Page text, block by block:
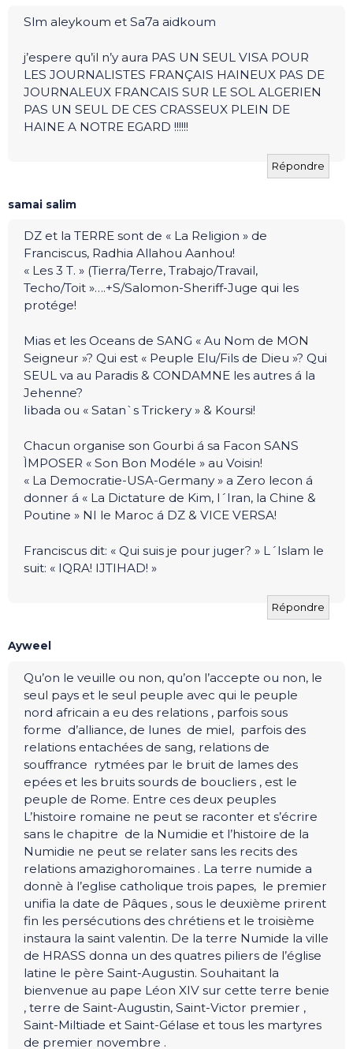
Slm aleykoum et Sa7a aidkoum
j’espere qu’il n’y aura PAS UN SEUL VISA POUR
LES JOURNALISTES FRANÇAIS HAINEUX PAS DE
JOURNALEUX FRANCAIS SUR LE SOL ALGERIEN
PAS UN SEUL DE CES CRASSEUX PLEIN DE
HAINE A NOTRE EGARD !!!!!!
Répondre
samai salim
DZ et la TERRE sont de « La Religion » de
Franciscus, Radhia Allahou Aanhou!
« Les 3 T. » (Tierra/Terre, Trabajo/Travail,
Techo/Toit »….+S/Salomon-Sheriff-Juge qui les
protége!
Mias et les Oceans de SANG « Au Nom de MON
Seigneur »? Qui est « Peuple Elu/Fils de Dieu »? Qui
SEUL va au Paradis & CONDAMNE les autres á la
Jehenne?
Iibada ou « Satan`s Trickery » & Koursi!
Chacun organise son Gourbi á sa Facon SANS
ÌMPOSER « Son Bon Modéle » au Voisin!
« La Democratie-USA-Germany » a Zero lecon á
donner á « La Dictature de Kim, l´Iran, la Chine &
Poutine » NI le Maroc á DZ & VICE VERSA!
Franciscus dit: « Qui suis je pour juger? » L´Islam le
suit: « IQRA! IJTIHAD! »
Répondre
Ayweel
Qu’on le veuille ou non, qu’on l’accepte ou non, le
seul pays et le seul peuple avec qui le peuple
nord africain a eu des relations , parfois sous
forme d’alliance, de lunes de miel, parfois des
relations entachées de sang, relations de
souffrance rytmées par le bruit de lames des
epées et les bruits sourds de boucliers , est le
peuple de Rome. Entre ces deux peuples
L’histoire romaine ne peut se raconter et s’écrire
sans le chapitre de la Numidie et l’histoire de la
Numidie ne peut se relater sans les recits des
relations amazighoromaines . La terre numide a
donnè à l’eglise catholique trois papes, le premier
unifia la date de Pâques , sous le deuxième prirent
fin les persécutions des chrétiens et le troisième
instaura la saint valentin. De la terre Numide la ville
de HRASS donna un des quatres piliers de l’église
latine le père Saint-Augustin. Souhaitant la
bienvenue au pape Léon XIV sur cette terre benie
, terre de Saint-Augustin, Saint-Victor premier ,
Saint-Miltiade et Saint-Gélase et tous les martyres
de premier novembre .